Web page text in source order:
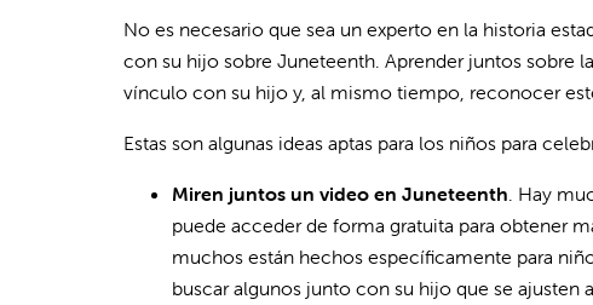
No es necesario que sea un experto en la historia
con su hijo sobre Juneteenth. Aprender juntos sobre
vínculo con su hijo y, al mismo tiempo, reconocer
Estas son algunas ideas aptas para los niños para
Miren juntos un video en Juneteenth . Hay
puede acceder de forma gratuita para obtener
muchos están hechos específicamente para
buscar algunos junto con su hijo que se ajusten